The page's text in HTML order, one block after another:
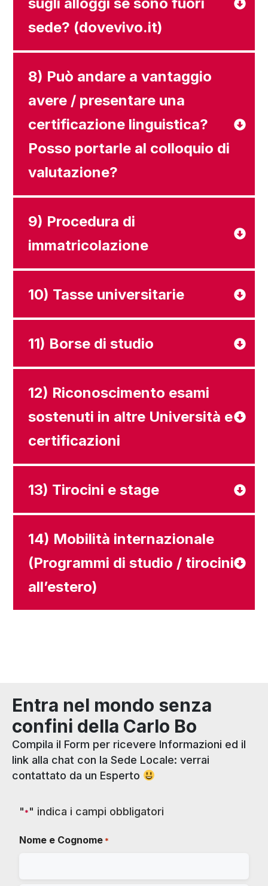
sede? (dovevivo.it)
8) Può andare a vantaggio
avere / presentare una
certificazione linguistica?
Posso portarle al colloquio di
valutazione?
9) Procedura di
immatricolazione
10) Tasse universitarie
11) Borse di studio
12) Riconoscimento esami
sostenuti in altre Università e
certificazioni
13) Tirocini e stage
14) Mobilità internazionale
(Programmi di studio / tirocini
all’estero)
Entra nel mondo senza
confini della Carlo Bo
Compila il Form per ricevere Informazioni ed il
link alla chat con la Sede Locale: verrai
contattato da un Esperto
"*" indica i campi obbligatori
Nome e Cognome *